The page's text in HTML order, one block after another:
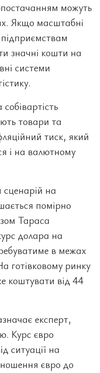
можуть
Якщо масштабні
значні кошти на
системи
товари та
тиск, який
і на валютному
на
помірно
Тараса
долара на
в межах
готівковому ринку
коштувати від 44
експерт,
Курс євро
ситуації на
євро до